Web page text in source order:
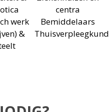
werk
&
centra
Bemiddelaars